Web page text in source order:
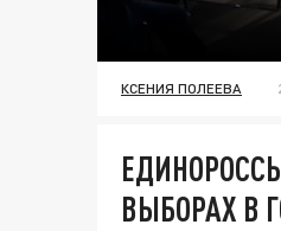
КСЕНИЯ ПОЛЕЕВА
ВЫБОРАХ В